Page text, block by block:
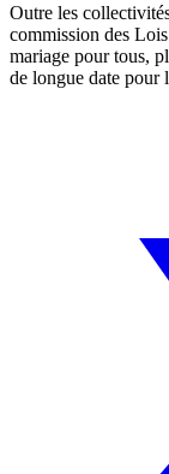
Outre les
commission des
mariage pour tous,
de longue date pour